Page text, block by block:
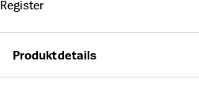
Register
Produktdetails